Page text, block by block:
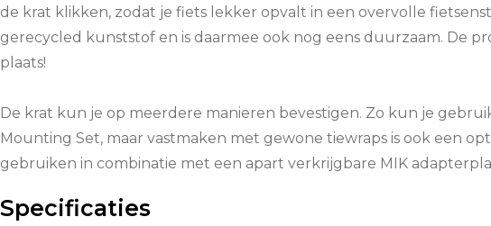
de krat klikken, zodat je fiets lekker opvalt in een overvolle
gerecycled kunststof en is daarmee ook nog eens duurzaam. De
plaats!
De krat kun je op meerdere manieren bevestigen. Zo kun je
Mounting Set, maar vastmaken met gewone tiewraps is ook een
gebruiken in combinatie met een apart verkrijgbare MIK
Specificaties